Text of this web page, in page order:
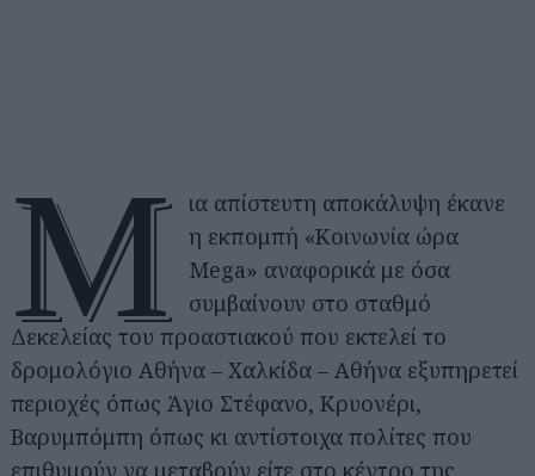
Μ
ια απίστευτη αποκάλυψη έκανε
η εκπομπή «Κοινωνία ώρα
Mega» αναφορικά με όσα
συμβαίνουν στο σταθμό
Δεκελείας του προαστιακού που εκτελεί το
δρομολόγιο Αθήνα – Χαλκίδα – Αθήνα εξυπηρετεί
περιοχές όπως Άγιο Στέφανο, Κρυονέρι,
Βαρυμπόμπη όπως κι αντίστοιχα πολίτες που
επιθυμούν να μεταβούν είτε στο κέντρο της